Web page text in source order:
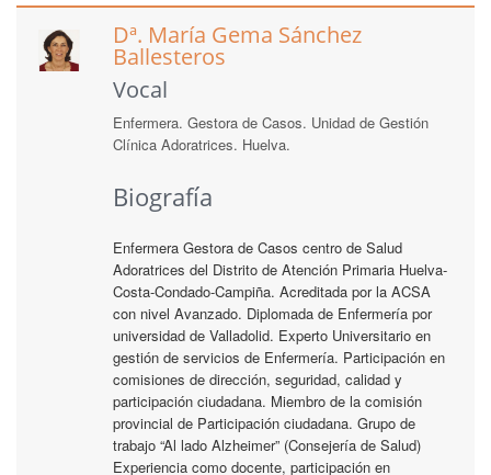
Dª. María Gema Sánchez
Ballesteros
Vocal
Enfermera. Gestora de Casos. Unidad de Gestión
Clínica Adoratrices. Huelva.
Biografía
Enfermera Gestora de Casos centro de Salud
Adoratrices del Distrito de Atención Primaria Huelva-
Costa-Condado-Campiña. Acreditada por la ACSA
con nivel Avanzado. Diplomada de Enfermería por
universidad de Valladolid. Experto Universitario en
gestión de servicios de Enfermería. Participación en
comisiones de dirección, seguridad, calidad y
participación ciudadana. Miembro de la comisión
provincial de Participación ciudadana. Grupo de
trabajo “Al lado Alzheimer” (Consejería de Salud)
Experiencia como docente, participación en